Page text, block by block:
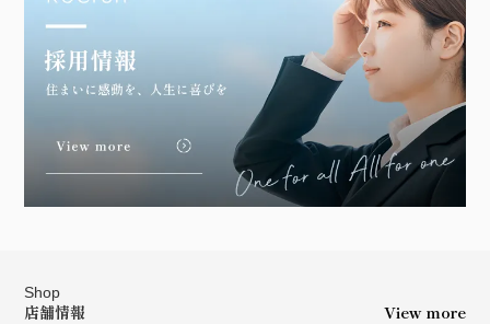
Shop
店舗情報 View more